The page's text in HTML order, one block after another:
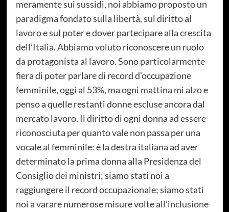
meramente sui sussidi, noi abbiamo proposto un
paradigma fondato sulla libertà, sul diritto al
lavoro e sul poter e dover partecipare alla crescita
dell’Italia. Abbiamo voluto riconoscere un ruolo
da protagonista al lavoro. Sono particolarmente
fiera di poter parlare di record d’occupazione
femminile, oggi al 53%, ma ogni mattina mi alzo e
penso a quelle restanti donne escluse ancora dal
mercato lavoro. Il diritto di ogni donna ad essere
riconosciuta per quanto vale non passa per una
vocale al femminile: è la destra italiana ad aver
determinato la prima donna alla Presidenza del
Consiglio dei ministri; siamo stati noi a
raggiungere il record occupazionale; siamo stati
noi a varare numerose misure volte all’inclusione